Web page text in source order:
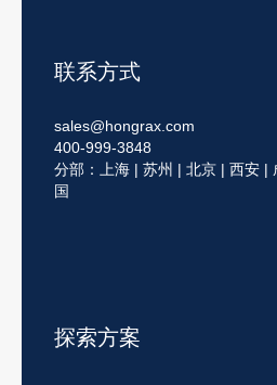
联系方式
sales@hongrax.com
400-999-3848
分部：上海 | 苏州 | 北京 | 西安 |
国
探索方案